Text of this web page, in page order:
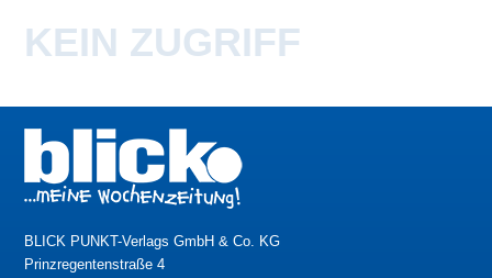
KEIN ZUGRIFF
BLICK PUNKT-Verlags GmbH & Co. KG
Prinzregentenstraße 4